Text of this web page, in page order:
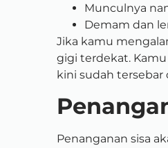
Munculnya
Demam dan
Jika kamu
gigi terdekat.
kini sudah tersebar
Penanganan sisa